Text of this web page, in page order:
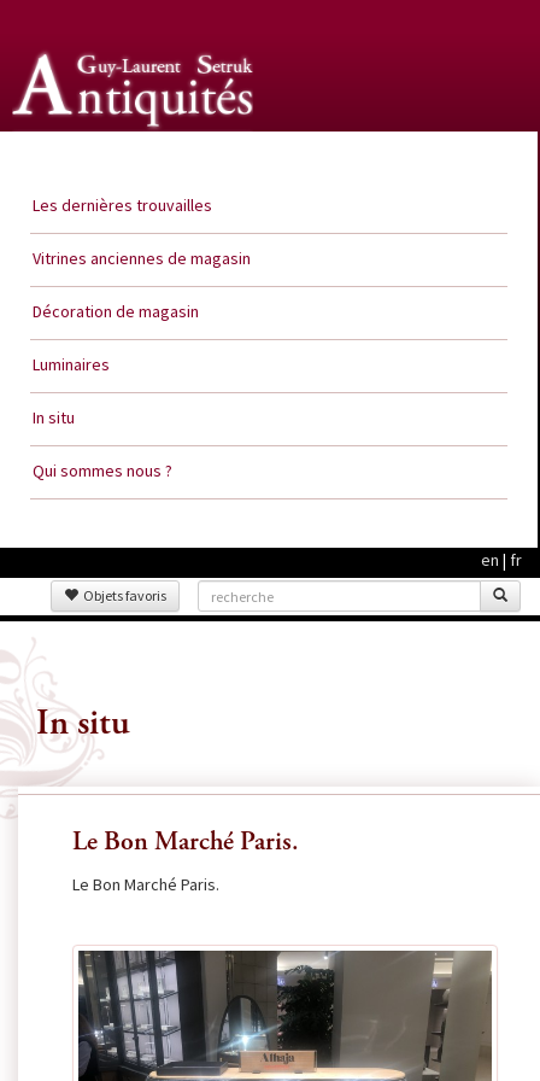
Les dernières trouvailles
Vitrines anciennes de magasin
Décoration de magasin
Luminaires
In situ
Qui sommes nous ?
en | fr
Objets favoris
In situ
Le Bon Marché Paris.
Le Bon Marché Paris.